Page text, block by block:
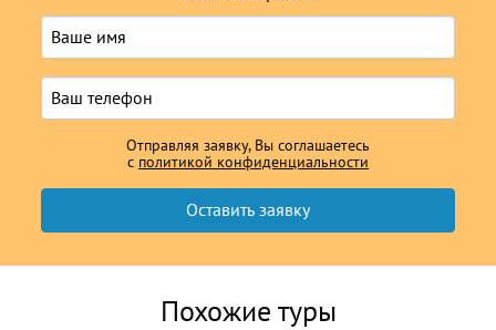
Отправляя заявку, Вы соглашаетесь
с политикой конфиденциальности
Похожие туры